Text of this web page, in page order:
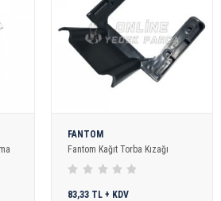
FANTOM
Fantom Kağıt Torba Kızağı
83,33 TL + KDV